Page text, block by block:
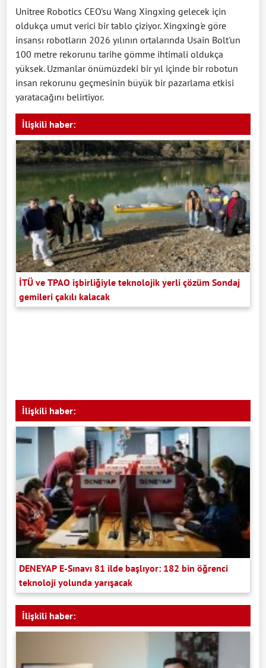
Unitree Robotics CEO'su Wang Xingxing gelecek için
oldukça umut verici bir tablo çiziyor. Xingxing'e göre
insansı robotların 2026 yılının ortalarında Usain Bolt'un
100 metre rekorunu tarihe gömme ihtimali oldukça
yüksek. Uzmanlar önümüzdeki bir yıl içinde bir robotun
insan rekorunu geçmesinin büyük bir pazarlama etkisi
yaratacağını belirtiyor.
İlişkili haber:
İTÜ ve TPAO işbirliğiyle teknolojik yerli çözüm Sondaj
gemileri çakılı kalacak
İlişkili haber:
DENEYAP E-Sınavı 81 ilde başlıyor: 182 bin öğrenci
teknoloji yolunda yarışacak
İlişkili haber: